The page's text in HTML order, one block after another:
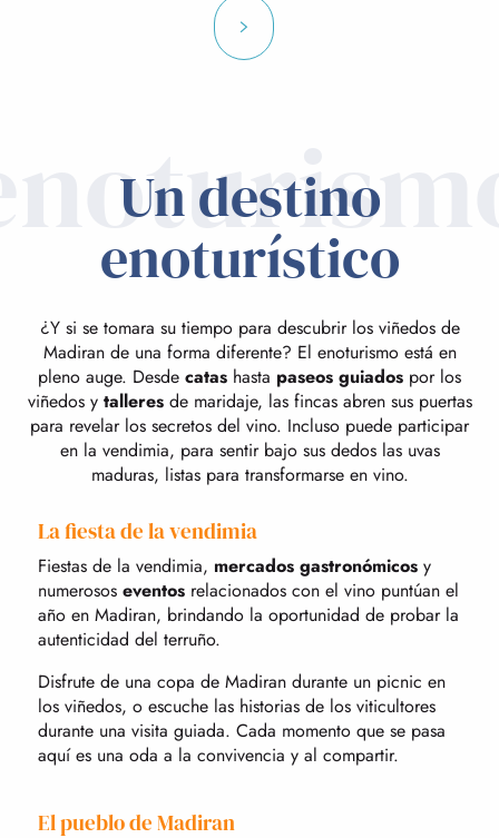
Un destino
enoturístico
¿Y si se tomara su tiempo para descubrir los viñedos de
Madiran de una forma diferente? El enoturismo está en
pleno auge. Desde catas hasta paseos guiados por los
viñedos y talleresde maridaje, las fincas abren sus puertas
para revelar los secretos del vino. Incluso puede participar
en la vendimia, para sentir bajo sus dedos las uvas
maduras, listas para transformarse en vino.
La fiesta de la vendimia
Fiestas de la vendimia, mercados gastronómicos y
numerosos eventos relacionados con el vino puntúan el
año en Madiran, brindando la oportunidad de probar la
autenticidad del terruño.
Disfrute de una copa de Madiran durante un picnic en
los viñedos, o escuche las historias de los viticultores
durante una visita guiada. Cada momento que se pasa
aquí es una oda a la convivencia y al compartir.
El pueblo de Madiran